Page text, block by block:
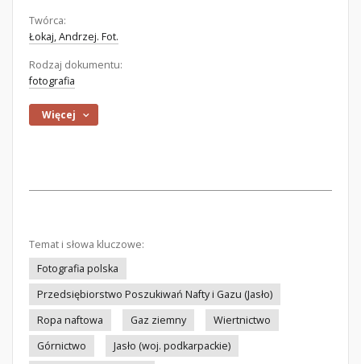
Twórca:
Łokaj, Andrzej. Fot.
Rodzaj dokumentu:
fotografia
Więcej
Temat i słowa kluczowe:
Fotografia polska
Przedsiębiorstwo Poszukiwań Nafty i Gazu (Jasło)
Ropa naftowa
Gaz ziemny
Wiertnictwo
Górnictwo
Jasło (woj. podkarpackie)